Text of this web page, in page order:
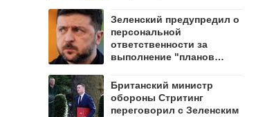
Зеленский предупредил о
персональной
ответственности за
выполнение "планов
приоритеты
Британский министр
обороны Стритинг
переговорил с Зеленским